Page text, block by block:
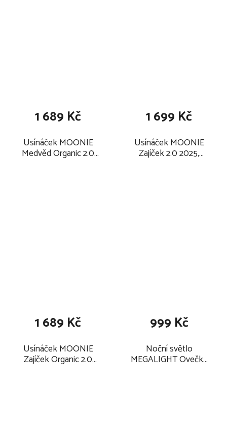
Usínáček MOONIE
Medvěd Organic 2.0
1 689 Kč
Usínáček MOONIE
Zajíček 2.0 2025,
1 699 Kč
Usínáček MOONIE
Zajíček Organic 2.0
1 689 Kč
Noční světlo
MEGALIGHT Ovečka
999 Kč